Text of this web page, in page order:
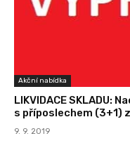
Akční nabídka
LIKVIDACE SKLADU:
s příposlechem (3+1)
9. 9. 2019